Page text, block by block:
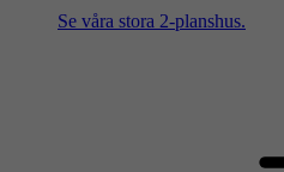
Se våra stora 2-planshus.